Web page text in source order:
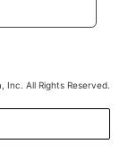
Inc. All Rights Reserved.